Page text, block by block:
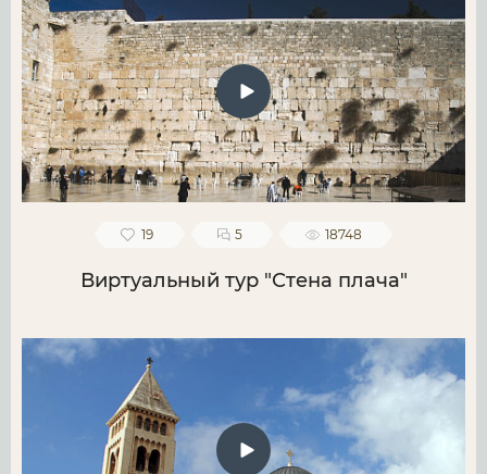
19 5 18748
Виртуальный тур "Стена плача"